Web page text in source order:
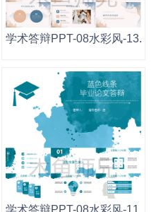
学术答辩PPT-08水彩风-
学术答辩PPT-08水彩风-